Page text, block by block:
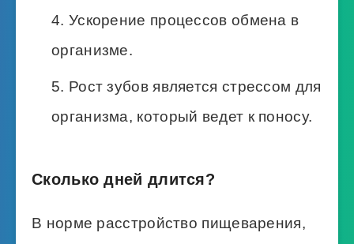
Ускорение процессов обмена в
организме.
Рост зубов является стрессом для
организма, который ведет к поносу.
Сколько дней длится?
В норме расстройство пищеварения,